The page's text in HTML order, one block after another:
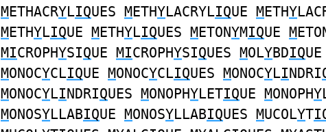
METHACRYLIQUES METHYLACRYLIQUE METHY
METHYLIQUE METHYLIQUES METONYMIQUE M
MICROPHYSIQUE MICROPHYSIQUES MOLYBDIQUE
MONOCYCLIQUE MONOCYCLIQUES MONOCYLINDRI
MONOCYLINDRIQUES MONOPHYLETIQUE MONOPHY
MONOSYLLABIQUE MONOSYLLABIQUES MUCOLYT